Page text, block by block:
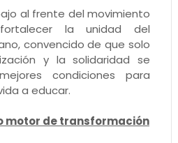
al frente del movimiento
la unidad del
convencido de que solo
y la solidaridad se
condiciones para
a educar.
motor de transformación